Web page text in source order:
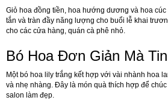
Giỏ hoa đồng tiền, hoa hướng dương và hoa
tắn và tràn đầy năng lượng cho buổi lễ khai
cho các cửa hàng, quán cà phê nhỏ.
Bó Hoa Đơn Giản Mà
Một bó hoa lily trắng kết hợp với vài nhành hoa
và nhẹ nhàng. Đây là món quà thích hợp để
salon làm đẹp.